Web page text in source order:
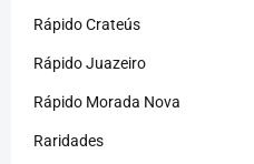
Rápido Crateús
Rápido Juazeiro
Rápido Morada Nova
Raridades